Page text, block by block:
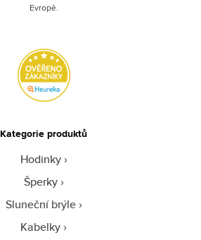
Evropě.
Kategorie produktů
Hodinky
Šperky
Sluneční brýle
Kabelky